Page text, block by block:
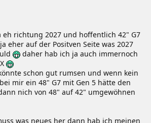
richtung 2027 und hoffentlich 42" G7
eher auf der Positven Seite was 2027
daher hab ich ja auch immernoch
schon gut rumsen und wenn kein
mir ein 48" G7 mit Gen 5 hätte den
nich von 48" auf 42" umgewöhnen
was neues her dann hab ich meinen